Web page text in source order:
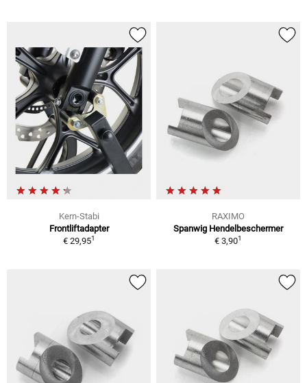
Kern-Stabi
Frontliftadapter
€ 29,951
RAXIMO
Spanwig Hendelbeschermer
€ 3,901